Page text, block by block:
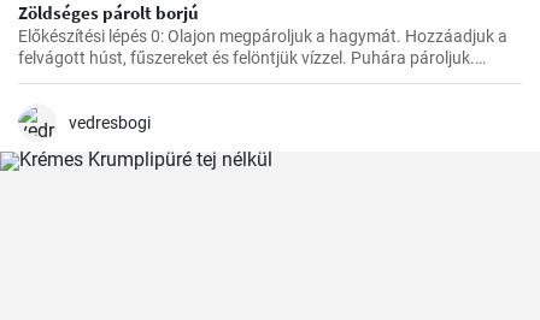
Zöldséges párolt borjú
Előkészítési lépés 0: Olajon megpároljuk a hagymát. Hozzáadjuk a
felvágott húst, fűszereket és felöntjük vízzel. Puhára pároljuk.
Ezután hozzáadjuk a zöldséget, a paradicsompürét és főzzük, amíg
felmelegedni.
vedresbogi